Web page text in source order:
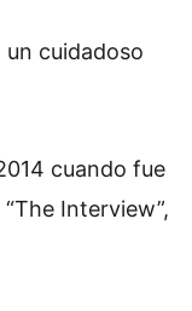
cuidadoso
cuando fue
Interview”,